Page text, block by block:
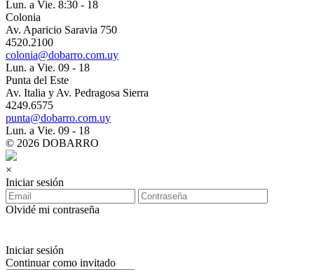
Lun. a Vie. 8:30 - 18
Colonia
Av. Aparicio Saravia 750
4520.2100
colonia@dobarro.com.uy
Lun. a Vie. 09 - 18
Punta del Este
Av. Italia y Av. Pedragosa Sierra
4249.6575
punta@dobarro.com.uy
Lun. a Vie. 09 - 18
© 2026 DOBARRO
×
Iniciar sesión
Olvidé mi contraseña
Iniciar sesión
Continuar como invitado